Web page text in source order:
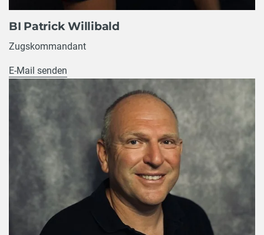
BI Patrick Willibald
Zugskommandant
E-Mail senden